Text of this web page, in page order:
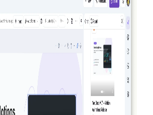
dat jou (en je vriend)
een openbare Aanbiedingen-pagina,
voor Pro+ en Ultra, en een update over
hoe NextDocs jouw
presentaties maakt, verifieert